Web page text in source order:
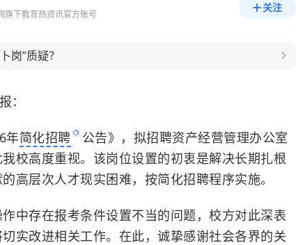
旗下教育热资讯官方账号
关注
岗”质疑？
：
年简化招聘
公告》，拟招聘资产经营管理办公室
校高度重视。该岗位设置的初衷是解决长期扎根
高层次人才现实困难，按简化招聘程序实施。
中存在报考条件设置不当的问题，校方对此深表
实改进相关工作。在此，诚挚感谢社会各界的关